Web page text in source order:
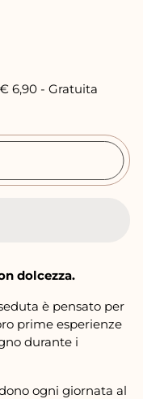
6,90 - Gratuita
dolcezza.
è pensato per
prime esperienze
durante i
ogni giornata al